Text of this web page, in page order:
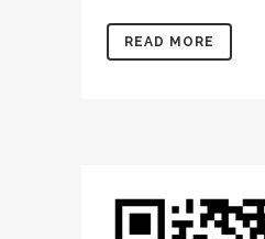
READ MORE